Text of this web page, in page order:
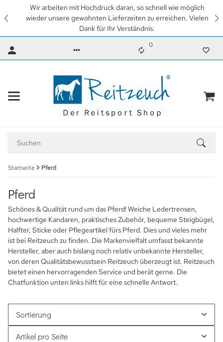
Wir arbeiten mit Hochdruck daran, so schnell wie möglich
wieder unsere gewohnten Lieferzeiten zu erreichen. Vielen
Dank für Ihr Verständnis.
0
Startseite Pferd
Pferd
Schönes & Qualität rund um das Pferd! Weiche Ledertrensen,
hochwertige Kandaren, praktisches Zubehör, bequeme Steigbügel,
Halfter, Sticke oder Pflegeartikel fürs Pferd. Dies und vieles mehr
ist bei Reitzeuch zu finden. Die Markenvielfalt umfasst bekannte
Hersteller, aber auch bislang noch relativ unbekannte Hersteller,
von deren Qualitätsbewusstsein Reitzeuch überzeugt ist. Reitzeuch
bietet einen hervorragenden Service und berät gerne. Die
Chatfunktion unten links hilft für eine schnelle Antwort.
Sortierung
Artikel pro Seite